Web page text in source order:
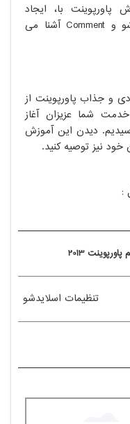
با، ایجاد
اسلایدشو سفارشی، تنظیمات اسلایدشو و Comment آشنا می
و جذاب پاورپوینت از
شما عزیزان آغاز
دیدن این آموزش
خود نیز توصیه کنید.
:
2013
تنظیمات اسلایدشو